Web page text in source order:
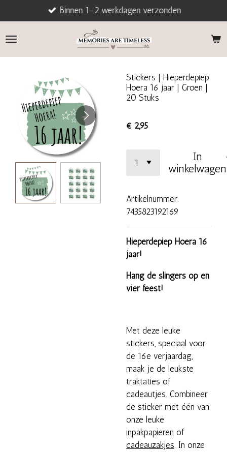
direct
naar
Binnen 1-2 werkdagen verzonden
Stickers | Hieperdepiep
Hoera 16 jaar | Groen |
20 Stuks
€ 2,95
In
winkelwagen
Artikelnummer:
7435823192169
Hieperdepiep Hoera 16
jaar!
Hang de slingers op en
vier feest!
Met deze leuke
stickers, speciaal voor
de 16e verjaardag,
maak je de leukste
traktaties of
cadeautjes. Combineer
de sticker met één van
onze leuke
inpakpapieren of
cadeauzakjes. In onze